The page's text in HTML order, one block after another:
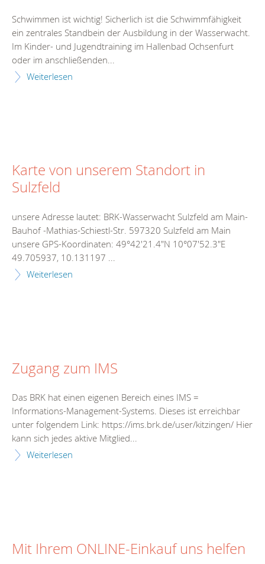
Schwimmen ist wichtig! Sicherlich ist die Schwimmfähigkeit
ein zentrales Standbein der Ausbildung in der Wasserwacht.
Im Kinder- und Jugendtraining im Hallenbad Ochsenfurt
oder im anschließenden...
Weiterlesen
Karte von unserem Standort in
Sulzfeld
unsere Adresse lautet: BRK-Wasserwacht Sulzfeld am Main-
Bauhof -Mathias-Schiestl-Str. 597320 Sulzfeld am Main
unsere GPS-Koordinaten: 49°42'21.4"N 10°07'52.3"E
49.705937, 10.131197 ...
Weiterlesen
Zugang zum IMS
Das BRK hat einen eigenen Bereich eines IMS =
Informations-Management-Systems. Dieses ist erreichbar
unter folgendem Link: https://ims.brk.de/user/kitzingen/ Hier
kann sich jedes aktive Mitglied...
Weiterlesen
Mit Ihrem ONLINE-Einkauf uns helfen